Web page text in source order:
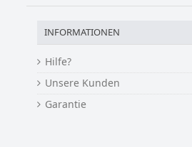
INFORMATIONEN
Hilfe?
Unsere Kunden
Garantie